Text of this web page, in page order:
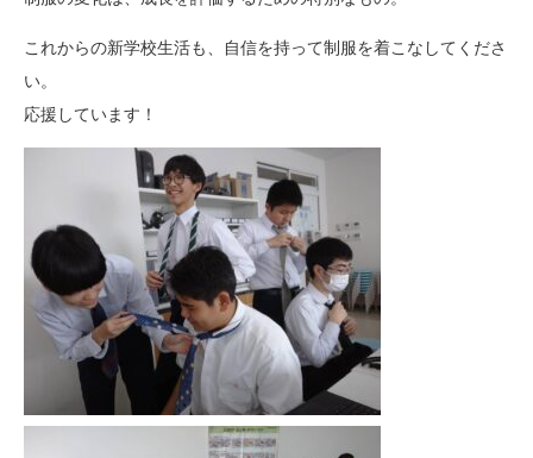
これからの新学校生活も、自信を持って制服を着こなしてくださ
い。
応援しています！